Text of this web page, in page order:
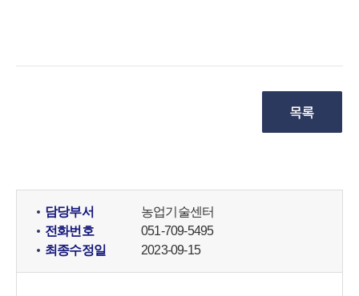
담당부서
농업기술센터
전화번호
051-709-5495
최종수정일
2023-09-15